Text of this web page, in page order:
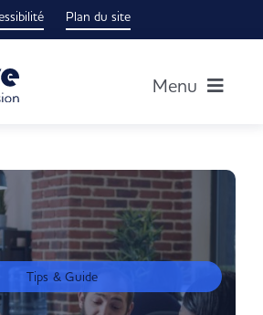
Plan du site
Menu
Tips & Guide